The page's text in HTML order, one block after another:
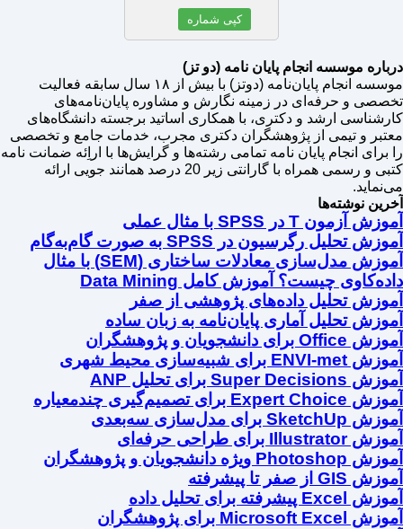
کپی شماره
درباره موسسه انجام پایان نامه (دو تز)
موسسه انجام پایان‌نامه (دوتز) با بیش از ۱۸ سال سابقه فعالیت
تخصصی و حرفه‌ای در زمینه نگارش و مشاوره پایان‌نامه‌های
کارشناسی ارشد و دکتری، با همکاری اساتید برجسته دانشگاه‌های
معتبر و تیمی از پژوهشگران دکتری مجرب، خدمات جامع و تخصصی
را برای انجام پایان نامه تمامی رشته‌ها و گرایش‌ها با اراِئه ضمانت نامه
کتبی و رسمی همراه با گارانتی زیر 20 درصد همانند جویی ارائه
می‌نماید.
آخرین نوشته‌ها
آموزش آزمون T در SPSS با مثال عملی
آموزش تحلیل رگرسیون در SPSS به صورت گام‌به‌گام
آموزش مدل‌سازی معادلات ساختاری (SEM) با مثال
داده‌کاوی چیست؟ آموزش کامل Data Mining
آموزش تحلیل داده‌های پژوهشی از صفر
آموزش تحلیل آماری پایان‌نامه به زبان ساده
آموزش Office برای دانشجویان و پژوهشگران
آموزش ENVI-met برای شبیه‌سازی محیط شهری
آموزش Super Decisions برای تحلیل ANP
آموزش Expert Choice برای تصمیم‌گیری چندمعیاره
آموزش SketchUp برای مدل‌سازی سه‌بعدی
آموزش Illustrator برای طراحی حرفه‌ای
آموزش Photoshop ویژه دانشجویان و پژوهشگران
آموزش GIS از صفر تا پیشرفته
آموزش Excel پیشرفته برای تحلیل داده
آموزش Microsoft Excel برای پژوهشگران